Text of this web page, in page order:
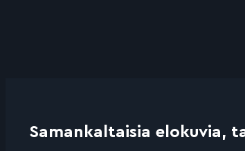
Samankaltaisia elokuvia,